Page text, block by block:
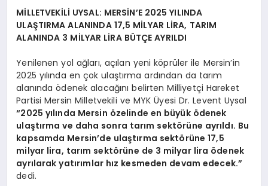
MİLLETVEKİLİ UYSAL: MERSİN’E 2025 YILINDA
ULAŞTIRMA ALANINDA 17,5 MİLYAR LİRA, TARIM
ALANINDA 3 MİLYAR LİRA BÜTÇE AYRILDI
Yenilenen yol ağları, açılan yeni köprüler ile Mersin’in
2025 yılında en çok ulaştırma ardından da tarım
alanında ödenek alacağını belirten Milliyetçi Hareket
Partisi Mersin Milletvekili ve MYK Üyesi Dr. Levent Uysal
“2025 yılında Mersin özelinde en büyük ödenek
ulaştırma ve daha sonra tarım sektörüne ayrıldı. Bu
kapsamda Mersin’de ulaştırma sektörüne 17,5
milyar lira, tarım sektörüne de 3 milyar lira ödenek
ayrılarak yatırımlar hız kesmeden devam edecek.”
dedi.